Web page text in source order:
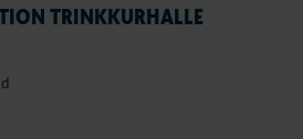
TRINKKURHALLE